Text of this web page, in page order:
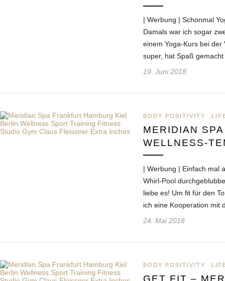
| Werbung | Schonmal
Damals war ich sogar
einem Yoga-Kurs bei der
super, hat Spaß
19. Juni 2018
BODY POSITIVITY
MERIDIAN
WELLNESS-
| Werbung | Einfach mal
Whirl-Pool
liebe es! Um fit für den
ich eine Kooperation mit
24. Mai 2018
BODY POSITIVITY
GET FIT –